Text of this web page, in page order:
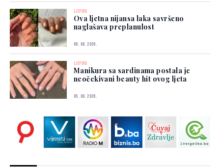
LJEPOTA
Ova ljetna nijansa laka savršeno
naglašava preplanulost
06. 08. 2026.
LJEPOTA
Manikura sa sardinama postala je
neočekivani beauty hit ovog ljeta
05. 08. 2026.